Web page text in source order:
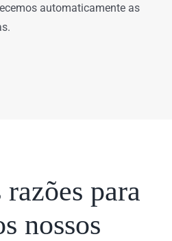
automaticamente as
para
nossos